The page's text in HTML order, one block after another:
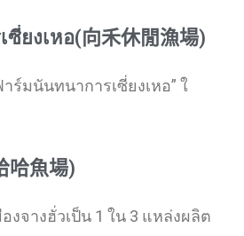
ยงเหอ(向禾休閒漁場)
าร์มนันทนาการเซี่ยงเหอ” ใ
哈魚場)
องจางฮั่วเป็น 1 ใน 3 แหล่งผลิต